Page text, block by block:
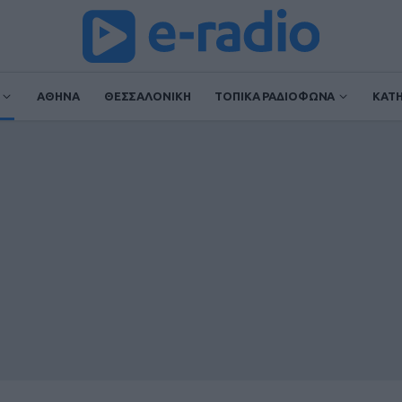
ΑΘΗΝΑ ΘΕΣΣΑΛΟΝΙΚΗ ΤΟΠΙΚΑ ΡΑΔΙΟΦΩΝΑ